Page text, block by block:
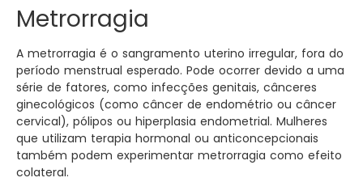
Metrorragia
A metrorragia é o sangramento uterino irregular, fora do
período menstrual esperado. Pode ocorrer devido a uma
série de fatores, como infecções genitais, cânceres
ginecológicos (como câncer de endométrio ou câncer
cervical), pólipos ou hiperplasia endometrial. Mulheres
que utilizam terapia hormonal ou anticoncepcionais
também podem experimentar metrorragia como efeito
colateral.